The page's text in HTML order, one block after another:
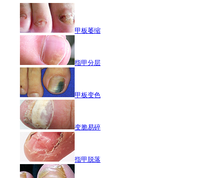
甲板萎缩
指甲分层
甲板变色
变脆易碎
指甲脱落